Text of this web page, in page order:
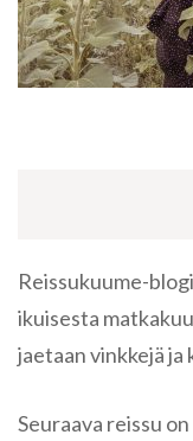
Reissukuume-
ikuisesta
jaetaan vinkkejä ja
Seuraava reissu